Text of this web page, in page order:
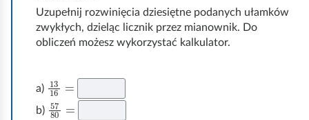
Uzupełnij rozwinięcia dziesiętne podanych ułamków
zwykłych, dzieląc licznik przez mianownik. Do
obliczeń możesz wykorzystać kalkulator.
a) 13
16=
b) 57
80=